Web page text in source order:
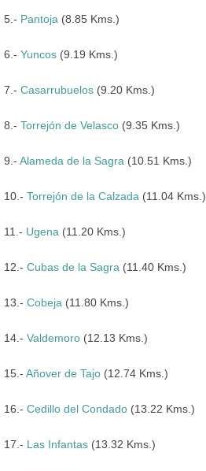
5.- Pantoja (8.85 Kms.)
6.- Yuncos (9.19 Kms.)
7.- Casarrubuelos (9.20 Kms.)
8.- Torrejón de Velasco (9.35 Kms.)
9.- Alameda de la Sagra (10.51 Kms.)
10.- Torrejón de la Calzada (11.04 Kms.)
11.- Ugena (11.20 Kms.)
12.- Cubas de la Sagra (11.40 Kms.)
13.- Cobeja (11.80 Kms.)
14.- Valdemoro (12.13 Kms.)
15.- Añover de Tajo (12.74 Kms.)
16.- Cedillo del Condado (13.22 Kms.)
17.- Las Infantas (13.32 Kms.)